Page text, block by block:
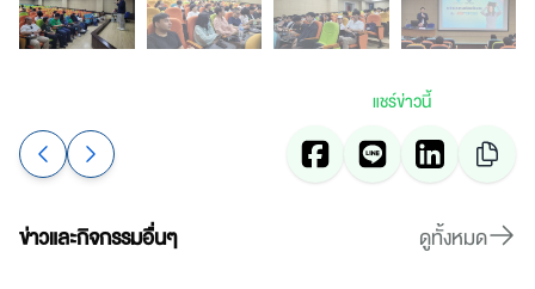
แชร์ข่าวนี้
ข่าวและกิจกรรมอื่นๆ ดูทั้งหมด